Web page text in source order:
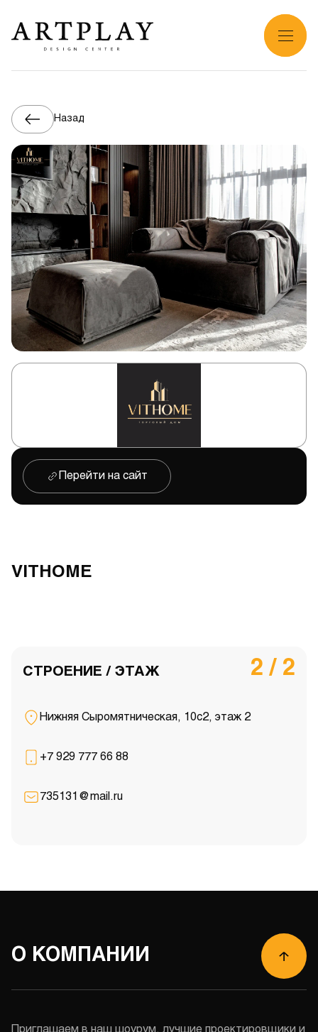
Назад
Перейти на сайт
VITHOME
СТРОЕНИЕ / ЭТАЖ 2 / 2
Нижняя Сыромятническая, 10с2, этаж 2
+7 929 777 66 88
735131@mail.ru
О КОМПАНИИ
Приглашаем в наш шоурум, лучшие проектировщики и